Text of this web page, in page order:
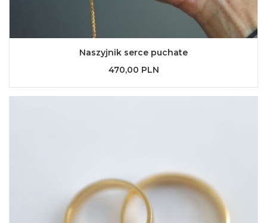
Naszyjnik serce puchate
470,00 PLN